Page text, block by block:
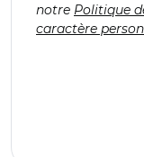
notre Politique
caractère